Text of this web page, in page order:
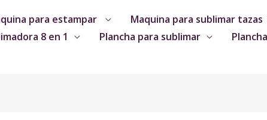
para estampar
Maquina para sublimar tazas
8 en 1 Plancha para sublimar